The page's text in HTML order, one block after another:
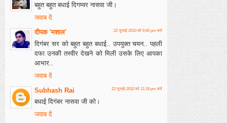
बहुत बहुत बधाई दिगम्वर नासवा जी।
जवाब दें
दीपक 'मशाल'
22 जुलाई 2010 को 9:40 pm बजे
दिगंबर सर को बहुत बहुत बधाई.. उपयुक्त चयन.. पहली
दफा उनकी तस्वीर देखने को मिली उसके लिए आपका
आभार..
जवाब दें
Subhash Rai
22 जुलाई 2010 को 11:18 pm बजे
बधाई दिगंबर नासवा जी को।
जवाब दें